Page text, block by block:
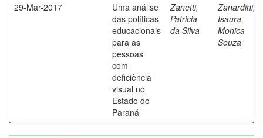
29-Mar-2017
Uma análise
das políticas
educacionais
para as
pessoas
com
deficiência
visual no
Estado do
Paraná
Zanetti,
Patricia
da Silva
Zanardini,
Isaura
Monica
Souza